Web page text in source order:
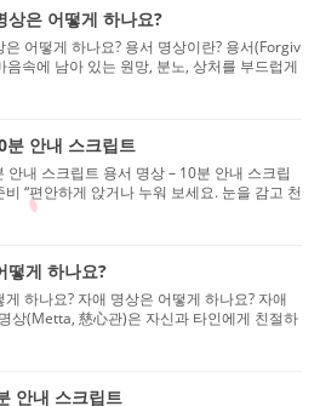
상은 어떻게 하나요?
은 어떻게 하나요? 용서 명상이란? 용서(Forgiv
음속에 남아 있는 원망, 분노, 상처를 부드럽게
이란? 용서 명상(Forgiveness Meditation)은
분 안내 스크립트
안내 스크립트 용서 명상 – 10분 안내 스크립
“편안하게 앉거나 누워 보세요. 눈을 감고 천
고 내쉽니다. 숨이 들어오고 나가는 것을 부드
마음을 이 순간에 놓아둡니다.” 1:00 – 3:00 ...
떻게 하나요?
하나요? 자애 명상은 어떻게 하나요? 자애
상(Metta, 慈心관)은 자신과 타인에게 친절하
, 스트레스와 부정적 감정을 완화하며, 대인
안내 스크립트